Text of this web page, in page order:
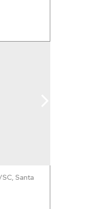
, Santa